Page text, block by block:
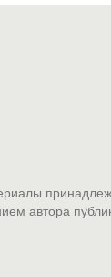
автора